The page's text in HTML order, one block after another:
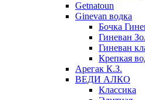
Getnatoun
Ginevan водка
Бочка
Гиневан
Гиневан
Крепкая
Арегак К.З.
ВЕДИ АЛКО
Классика